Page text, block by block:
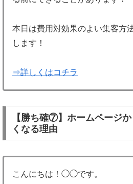
本日は費用対効果のよい集客方
します！
⇒詳しくはコチラ
【勝ち確⑦】ホームページ
くなる理由
こんにちは！◯◯です。